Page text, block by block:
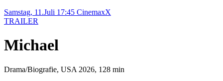
Samstag, 11.Juli 17:45 CinemaxX
TRAILER
Michael
Drama/Biografie, USA 2026, 128 min